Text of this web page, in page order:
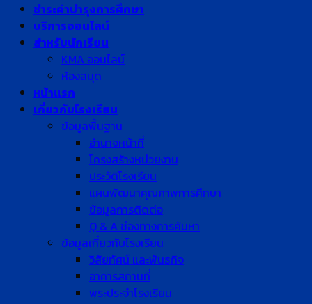
ชำระค่าบำรุงการศึกษา
บริการออนไลน์
สำหรับนักเรียน
KMA ออนไลน์
ห้องสมุด
หน้าแรก
เกี่ยวกับโรงเรียน
ข้อมูลพื้นฐาน
อำนาจหน้าที่
โครงสร้างหน่วยงาน
ประวัติโรงเรียน
แผนพัฒนาคุณภาพการศึกษา
ข้อมูลการติดต่อ
Q & A ช่องทางการค้นหา
ข้อมูลเกี่ยวกับโรงเรียน
วิสัยทัศน์ และพันธกิจ
อาคารสถานที่
พระประจำโรงเรียน